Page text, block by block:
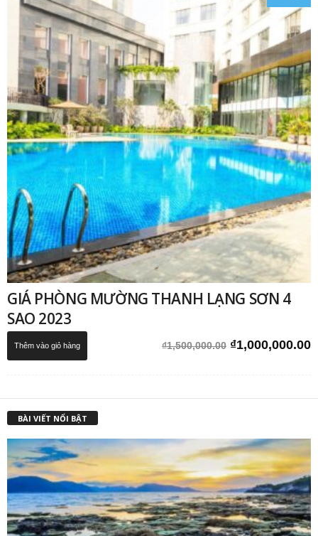
GIÁ PHÒNG MƯỜNG THANH LẠNG SƠN 4
SAO 2023
₫1,500,000.00 Giá
₫1,000,000.00
Thêm vào giỏ hàng
BÀI VIẾT NỔI BẬT